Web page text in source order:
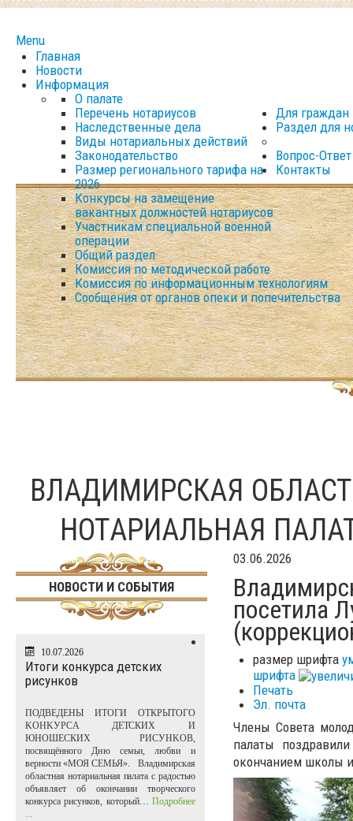
Menu
Главная
Новости
Информация
О палате
Перечень нотариусов
Наследственные дела
Виды нотариальных действий
Законодательство
Размер регионального тарифа на
2026
Конкурсы на замещение
вакантных должностей нотариусов
Участникам специальной военной
операции
Для граждан
Раздел для
Общий раздел
Комиссия по методической работе
Комиссия по информационным технологиям
Сообщения от органов опеки и попечительства
Вопрос-Ответ
Контакты
ВЛАДИМИРСКАЯ
НОТАРИАЛЬНАЯ
НОВОСТИ И СОБЫТИЯ
10.07.2026
Итоги конкурса детских
рисунков
ПОДВЕДЕНЫ ИТОГИ ОТКРЫТОГО
KOHKУPCA ДЕТСКИХ И
ЮНОШЕСКИХ PИCУHKOB,
посвящённого Дню семьи, любви и
верности «МОЯ СЕМЬЯ». Владимирская
областная нотариальная палата с радостью
объявляет об окончании творческого
конкурса рисунков, который… Подробнее
...
03.06.2026
посетила
размер шрифта
шрифта
Печать
Эл. почта
Члены Совета
палаты
окончанием школы